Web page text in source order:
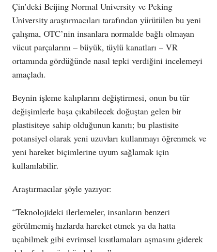
Çin’deki Beijing Normal University ve Peking
University araştırmacıları tarafından yürütülen bu yeni
çalışma, OTC’nin insanlara normalde bağlı olmayan
vücut parçalarını – büyük, tüylü kanatları – VR
ortamında gördüğünde nasıl tepki verdiğini incelemeyi
amaçladı.
Beynin işleme kalıplarını değiştirmesi, onun bu tür
değişimlerle başa çıkabilecek doğuştan gelen bir
plastisiteye sahip olduğunun kanıtı; bu plastisite
potansiyel olarak yeni uzuvları kullanmayı öğrenmek ve
yeni hareket biçimlerine uyum sağlamak için
kullanılabilir.
Araştırmacılar şöyle yazıyor:
“Teknolojideki ilerlemeler, insanların benzeri
görülmemiş hızlarda hareket etmek ya da hatta
uçabilmek gibi evrimsel kısıtlamaları aşmasını giderek